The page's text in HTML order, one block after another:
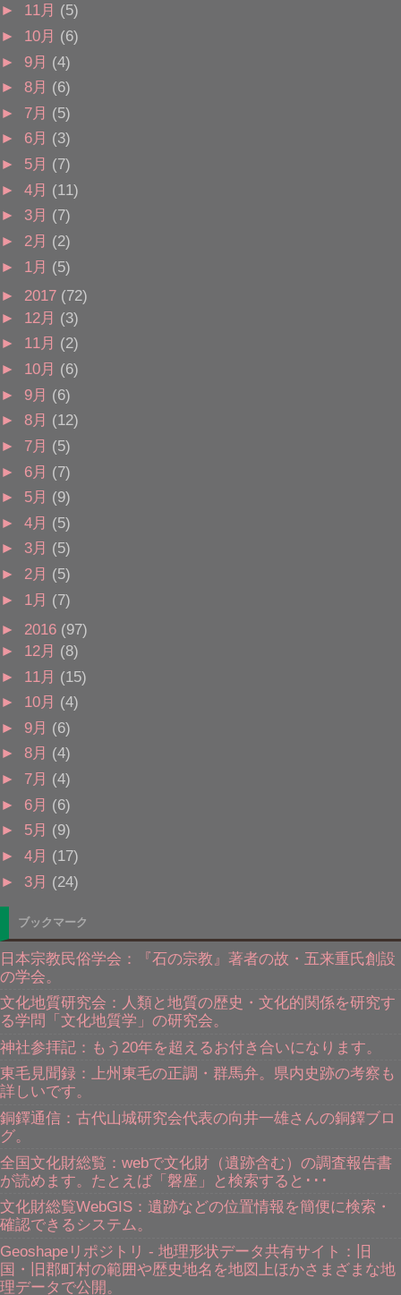
► 11月 (5)
► 10月 (6)
► 9月 (4)
► 8月 (6)
► 7月 (5)
► 6月 (3)
► 5月 (7)
► 4月 (11)
► 3月 (7)
► 2月 (2)
► 1月 (5)
► 2017 (72)
► 12月 (3)
► 11月 (2)
► 10月 (6)
► 9月 (6)
► 8月 (12)
► 7月 (5)
► 6月 (7)
► 5月 (9)
► 4月 (5)
► 3月 (5)
► 2月 (5)
► 1月 (7)
► 2016 (97)
► 12月 (8)
► 11月 (15)
► 10月 (4)
► 9月 (6)
► 8月 (4)
► 7月 (4)
► 6月 (6)
► 5月 (9)
► 4月 (17)
► 3月 (24)
ブックマーク
日本宗教民俗学会：『石の宗教』著者の故・五来重氏創設
の学会。
文化地質研究会：人類と地質の歴史・文化的関係を研究す
る学問「文化地質学」の研究会。
神社参拝記：もう20年を超えるお付き合いになります。
東毛見聞録：上州東毛の正調・群馬弁。県内史跡の考察も
詳しいです。
銅鐸通信：古代山城研究会代表の向井一雄さんの銅鐸ブロ
グ。
全国文化財総覧：webで文化財（遺跡含む）の調査報告書
が読めます。たとえば「磐座」と検索すると･･･
文化財総覧WebGIS：遺跡などの位置情報を簡便に検索・
確認できるシステム。
Geoshapeリポジトリ - 地理形状データ共有サイト：旧
国・旧郡町村の範囲や歴史地名を地図上ほかさまざまな地
理データで公開。